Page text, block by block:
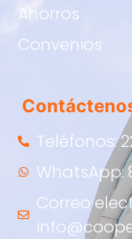
Ahorros
Convenios
Teléfonos:
WhatsApp:
Correo